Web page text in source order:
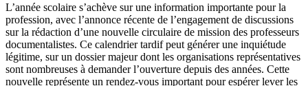
L’année scolaire s’achève sur une information importante pour la
profession, avec l’annonce récente de l’engagement de discussions
sur la rédaction d’une nouvelle circulaire de mission des professeurs
documentalistes. Ce calendrier tardif peut générer une inquiétude
légitime, sur un dossier majeur dont les organisations représentatives
sont nombreuses à demander l’ouverture depuis des années. Cette
nouvelle représente un rendez-vous important pour espérer lever les